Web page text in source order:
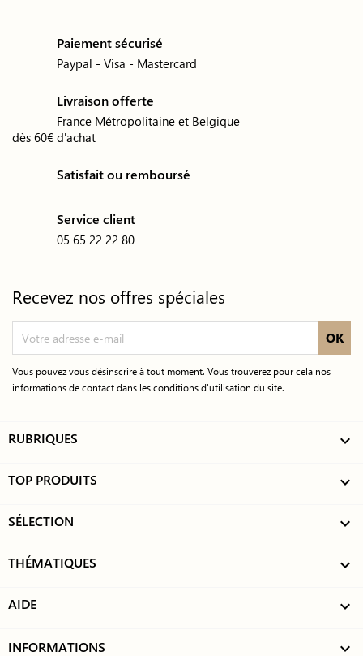
Paiement sécurisé
Paypal - Visa - Mastercard
Livraison offerte
France Métropolitaine et Belgique
dès 60€ d'achat
Satisfait ou remboursé
Service client
05 65 22 22 80
Recevez nos offres spéciales
Vous pouvez vous désinscrire à tout moment. Vous trouverez pour cela nos
informations de contact dans les conditions d'utilisation du site.
RUBRIQUES 
TOP PRODUITS 
SÉLECTION 
THÉMATIQUES 
AIDE 
INFORMATIONS 